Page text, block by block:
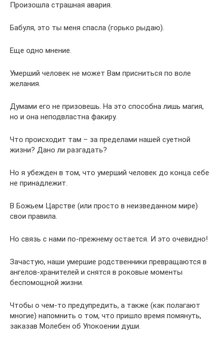
Произошла страшная авария.
Бабуля, это ты меня спасла (горько рыдаю).
Еще одно мнение.
Умерший человек не может Вам присниться по воле
желания.
Думами его не призовешь. На это способна лишь магия,
но и она неподвластна факиру.
Что происходит там – за пределами нашей суетной
жизни? Дано ли разгадать?
Но я убежден в том, что умерший человек до конца себе
не принадлежит.
В Божьем Царстве (или просто в неизведанном мире)
свои правила.
Но связь с нами по-прежнему остается. И это очевидно!
Зачастую, наши умершие родственники превращаются в
ангелов-хранителей и снятся в роковые моменты
беспомощной жизни.
Чтобы о чем-то предупредить, а также (как полагают
многие) напомнить о том, что пришло время помянуть,
заказав Молебен об Упокоении души.